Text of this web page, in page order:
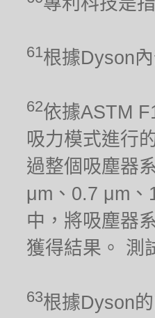
61根據Dyson
62依據ASTM
吸力模式進行
過整個吸塵器
μm、0.7 μm
中，將吸塵器
獲得結果。 測
63根據Dyson